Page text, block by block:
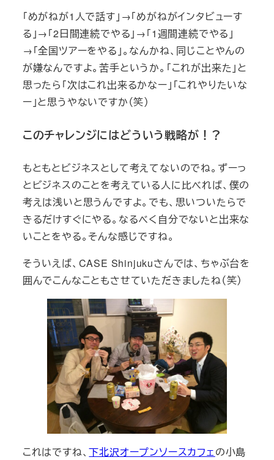
「めがねが1人で話す」→「めがねがインタビューす
る」→「2日間連続でやる」→「1週間連続でやる」
→「全国ツアーをやる」。なんかね、同じことやんの
が嫌なんですよ。苦手というか。「これが出来た」と
思ったら「次はこれ出来るかなー」「これやりたいな
ー」と思うやないですか（笑）
このチャレンジにはどういう戦略が！？
もともとビジネスとして考えてないのでね。ずーっ
とビジネスのことを考えている人に比べれば、僕の
考えは浅いと思うんですよ。でも、思いついたらで
きるだけすぐにやる。なるべく自分でないと出来な
いことをやる。そんな感じですね。
そういえば、CASE Shinjukuさんでは、ちゃぶ台を
囲んでこんなこともさせていただきましたね（笑）
これはですね、下北沢オープンソースカフェの小島